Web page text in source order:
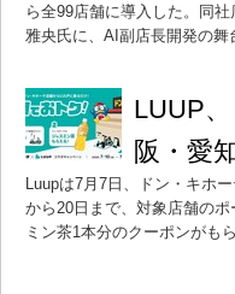
ら全99店舗に導入した。同
雅央氏に、AI副店長開発の舞
LUUP
阪・愛
Luupは7月7日、ドン・キホ
から20日まで、対象店舗の
ミン茶1本分のクーポンがもら